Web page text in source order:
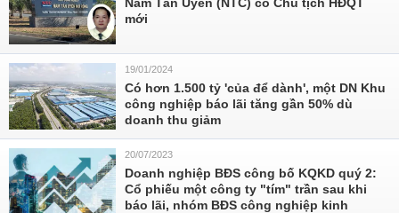
mới
19/01/2024
Có hơn 1.500 tỷ 'của để dành', một DN Khu
công nghiệp báo lãi tăng gần 50% dù
doanh thu giảm
20/07/2023
Doanh nghiệp BĐS công bố KQKD quý 2:
Cổ phiếu một công ty "tím" trần sau khi
báo lãi, nhóm BĐS công nghiệp kinh